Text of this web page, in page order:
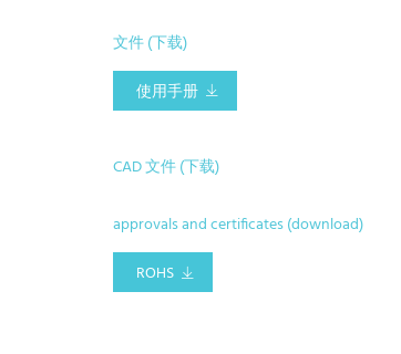
文件 (下载)
使用手册
CAD 文件 (下载)
approvals and certificates (download)
ROHS